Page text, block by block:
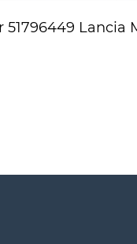
51796449 Lancia